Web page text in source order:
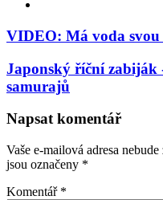
VIDEO: Má voda
Japonský říční zabiják
samurajů
Napsat komentář
Vaše e-mailová adresa nebude
jsou označeny *
Komentář *